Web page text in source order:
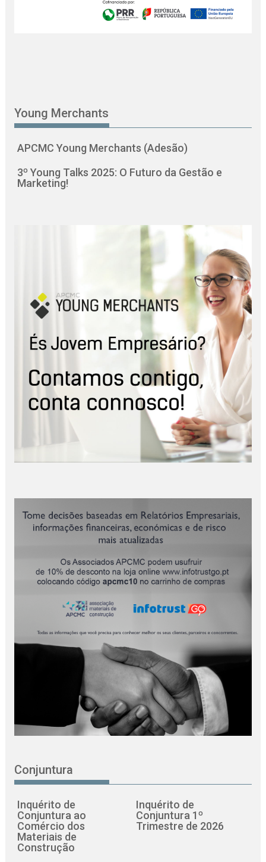
Young Merchants
APCMC Young Merchants (Adesão)
3º Young Talks 2025: O Futuro da Gestão e
Marketing!
Conjuntura
Inquérito de
Conjuntura ao
Comércio dos
Materiais de
Construção
Inquérito de
Conjuntura 1º
Trimestre de 2026